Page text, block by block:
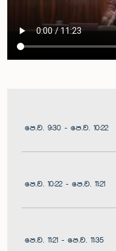
පෙ.ව. 9:30 - පෙ.ව. 10:22
පෙ.ව. 10:22 - පෙ.ව. 11:21
පෙ.ව. 11:21 - පෙ.ව. 11:35